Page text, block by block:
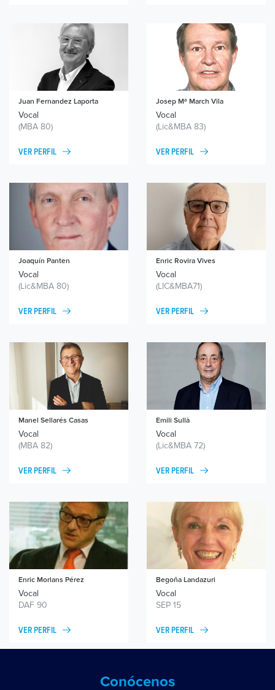
Juan Fernandez Laporta
Vocal
(MBA 80)
VER PERFIL
Josep Mª March Vila
Vocal
(Lic&MBA 83)
VER PERFIL
Joaquín Panten
Vocal
(Lic&MBA 80)
VER PERFIL
Enric Rovira Vives
Vocal
(LIC&MBA71)
VER PERFIL
Manel Sellarés Casas
Vocal
(MBA 82)
VER PERFIL
Emili Sullà
Vocal
(Lic&MBA 72)
VER PERFIL
Enric Morlans Pérez
Vocal
DAF 90
VER PERFIL
Begoña Landazuri
Vocal
SEP 15
VER PERFIL
Conócenos